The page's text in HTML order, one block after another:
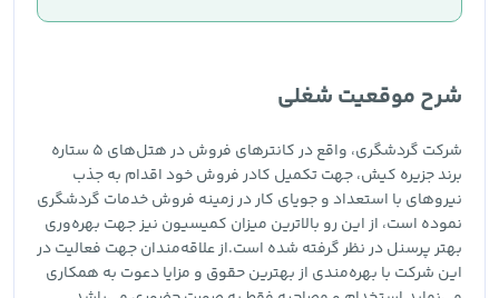
شرح موقعیت شغلی
شرکت گردشگری، واقع در کانترهای فروش در هتل‌های 5 ستاره
برند جزیره کیش، جهت تکمیل کادر فروش خود اقدام به جذب
نیروهای با استعداد و جویای کار در زمینه فروش خدمات گردشگری
نموده است، از این رو بالاترین میزان کمیسیون نیز جهت بهره‌وری
بهتر پرسنل در نظر گرفته شده است.از علاقه‌مندان جهت فعالیت در
این شرکت با بهره‌مندی از بهترین حقوق و مزایا دعوت به همکاری